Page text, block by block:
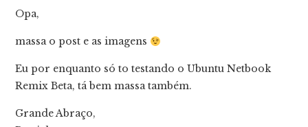
Opa,
massa o post e as imagens
Eu por enquanto só to testando o Ubuntu Netbook
Remix Beta, tá bem massa também.
Grande Abraço,